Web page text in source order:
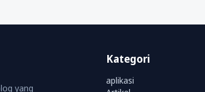
yang
Kategori
aplikasi